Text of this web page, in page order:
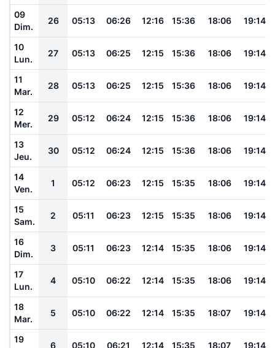
09
Dim.
26 05:13 06:26 12:16 15:36 18:06 19:14
10
Lun.
27 05:13 06:25 12:15 15:36 18:06 19:14
11
Mar.
28 05:13 06:25 12:15 15:36 18:06 19:14
12
Mer.
29 05:12 06:24 12:15 15:36 18:06 19:14
13
Jeu.
30 05:12 06:24 12:15 15:36 18:06 19:14
14
Ven.
1 05:12 06:23 12:15 15:35 18:06 19:14
15
Sam.
2 05:11 06:23 12:15 15:35 18:06 19:14
16
Dim.
3 05:11 06:23 12:14 15:35 18:06 19:14
17
Lun.
4 05:10 06:22 12:14 15:35 18:06 19:14
18
Mar.
5 05:10 06:22 12:14 15:35 18:07 19:14
19
6 05:10 06:21 12:14 15:35 18:07 19:14